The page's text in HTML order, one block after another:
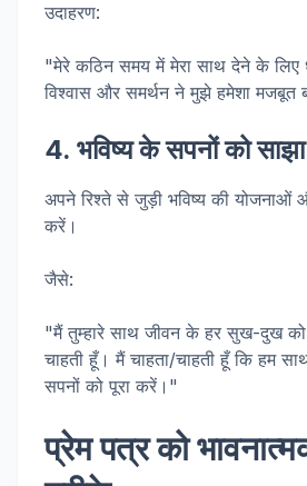
उदाहरण:
"मेरे कठिन समय में मेरा साथ देने के लिए
विश्वास और समर्थन ने मुझे हमेशा मजबूत
4. भविष्य के सपनों को
अपने रिश्ते से जुड़ी भविष्य की
करें।
जैसे:
"मैं तुम्हारे साथ जीवन के हर सुख-दुख को
चाहती हूँ। मैं चाहता/चाहती हूँ कि हम
सपनों को पूरा करें।"
प्रेम पत्र को